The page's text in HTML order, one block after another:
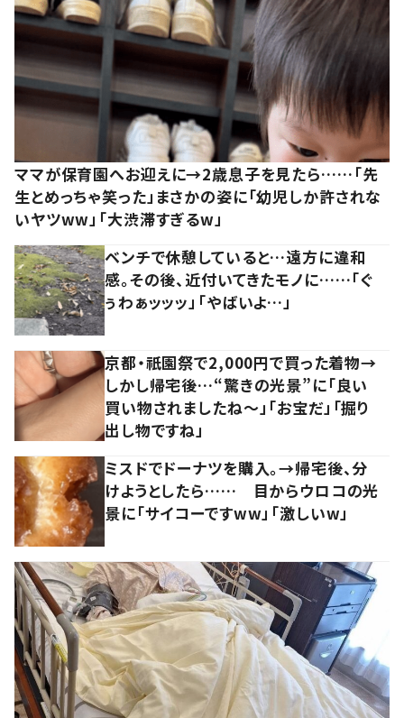
ママが保育園へお迎えに→2歳息子を見たら……「先
生とめっちゃ笑った」まさかの姿に「幼児しか許されな
いヤツww」「大渋滞すぎるw」
ベンチで休憩していると…遠方に違和
感。その後、近付いてきたモノに……「ぐ
ぅわぁッッッ」「やばいよ…」
京都・祇園祭で2,000円で買った着物→
しかし帰宅後…“驚きの光景”に「良い
買い物されましたね～」「お宝だ」「掘り
出し物ですね」
ミスドでドーナツを購入。→帰宅後、分
けようとしたら…… 目からウロコの光
景に「サイコーですww」「激しいw」